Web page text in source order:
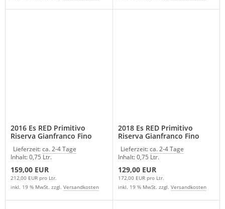
2016 Es RED Primitivo
Riserva Gianfranco Fino
Lieferzeit:ca. 2-4 Tage
Inhalt: 0,75 Ltr.
159,00 EUR
212,00 EUR pro Ltr.
inkl. 19 % MwSt. zzgl. Versandkosten
2018 Es RED Primitivo
Riserva Gianfranco Fino
Lieferzeit:ca. 2-4 Tage
Inhalt: 0,75 Ltr.
129,00 EUR
172,00 EUR pro Ltr.
inkl. 19 % MwSt. zzgl. Versandkosten